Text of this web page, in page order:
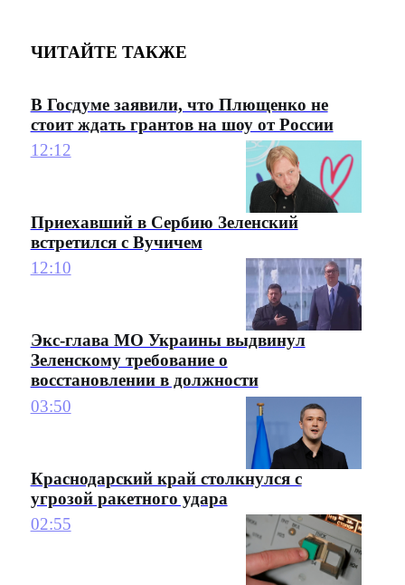
ЧИТАЙТЕ ТАКЖЕ
В Госдуме заявили, что Плющенко не
стоит ждать грантов на шоу от России
12:12
Приехавший в Сербию Зеленский
встретился с Вучичем
12:10
Экс-глава МО Украины выдвинул
Зеленскому требование о
восстановлении в должности
03:50
Краснодарский край столкнулся с
угрозой ракетного удара
02:55